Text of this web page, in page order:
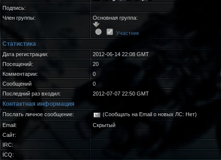
Подпись:
Член группы:
Основная группа:
Участник
Статистика
Дата регистрации:
2012-06-14 22:08 GMT
Посещений:
20
Комментарии:
0
Сообщений
0
Последний раз входил:
2012-07-07 22:50 GMT
Контактная информация
Послать личное сообщение:
(Сообщать на Email о новых ЛС: Нет)
Email:
Скрытый
Сайт:
IRC:
ICQ: